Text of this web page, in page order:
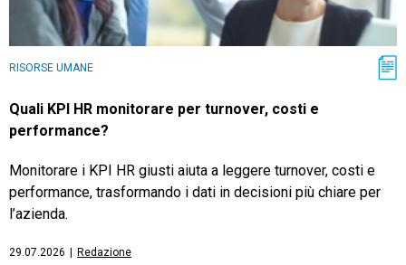
RISORSE UMANE
Quali KPI HR monitorare per turnover, costi e
performance?
Monitorare i KPI HR giusti aiuta a leggere turnover, costi e
performance, trasformando i dati in decisioni più chiare per
l’azienda.
29.07.2026 Redazione